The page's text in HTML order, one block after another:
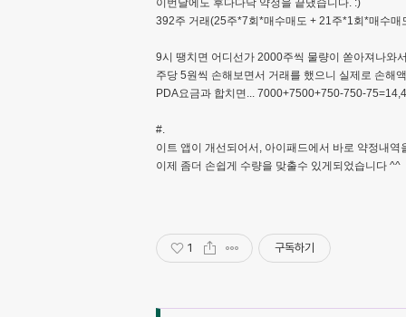
이번달에도 후다다닥 약정을 끝냈습니다. :)
392주 거래(25주*7회*매수매도 + 21주*1회*매수
9시 땡치면 어디선가 2000주씩 물량이 쏟아져나와
주당 5원씩 손해보면서 거래를 했으니 실제로 손해
PDA요금과 합치면... 7000+7500+750-750-
#.
이트 앱이 개선되어서, 아이패드에서 바로 약정내
이제 좀더 손쉽게 수량을 맞출수 있게되었습니다 ^^
1 구독하기